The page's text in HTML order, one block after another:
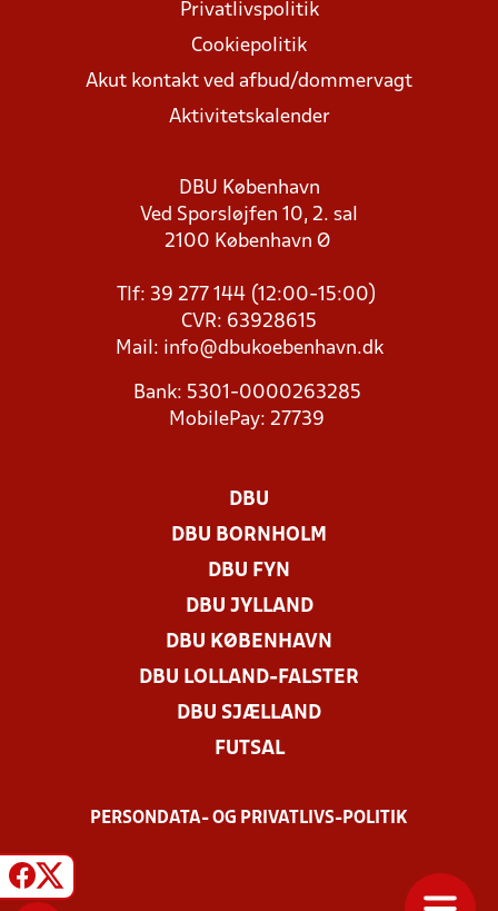
Privatlivspolitik
Cookiepolitik
Akut kontakt ved afbud/dommervagt
Aktivitetskalender
DBU København
Ved Sporsløjfen 10, 2. sal
2100 København Ø
Tlf: 39 277 144 (12:00-15:00)
CVR: 63928615
Mail: info@dbukoebenhavn.dk
Bank: 5301-0000263285
MobilePay: 27739
DBU
DBU BORNHOLM
DBU FYN
DBU JYLLAND
DBU KØBENHAVN
DBU LOLLAND-FALSTER
DBU SJÆLLAND
FUTSAL
PERSONDATA- OG PRIVATLIVS-POLITIK